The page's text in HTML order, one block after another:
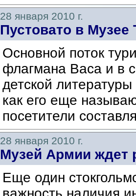
28 января 2010 г.
Пустовато в Музее
Основной поток
флагмана Васа и в
детской
как его еще
посетители
28 января 2010 г.
Музей Армии ждет
Еще один